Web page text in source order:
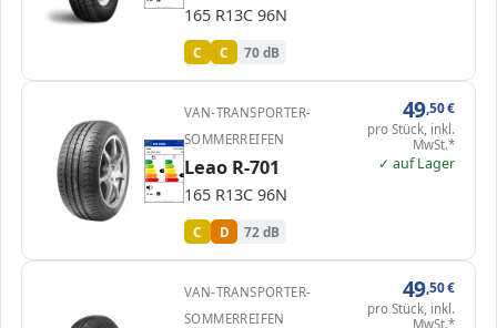
165 R13C 96N
C C 70 dB
ENERG 427693
Leao
221015096
165 R13C 96N
C2
A
B
C C
D
E
A
B
C
D
D
E
72 dB
VAN-TRANSPORTER-
SOMMERREIFEN
Leao R-701
165 R13C 96N
C D 72 dB
49,50€
pro Stück, inkl.
MwSt.*
✓ auf Lager
VAN-TRANSPORTER-
SOMMERREIFEN
49,50€
pro Stück, inkl.
MwSt.*